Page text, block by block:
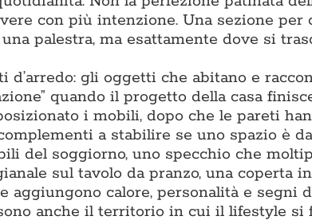
con più intenzione. Una sezione per
palestra, ma esattamente dove si
d’arredo: gli oggetti che abitano e
quando il progetto della casa
i mobili, dopo che le pareti
a stabilire se uno spazio è
del soggiorno, uno specchio che
sul tavolo da pranzo, una coperta
aggiungono calore, personalità e segni
anche il territorio in cui il lifestyle si